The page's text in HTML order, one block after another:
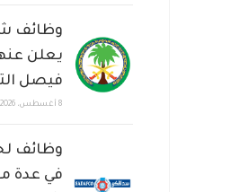
وظائف
يعلن
فيصل
8 أغسطس، 2026
وظائف
في عدة